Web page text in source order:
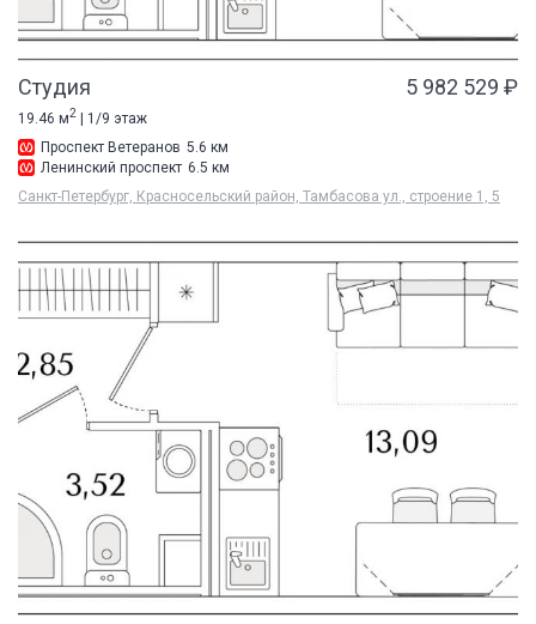
Студия 5 982 529 ₽
19.46 м2 | 1/9 этаж
Проспект Ветеранов 5.6 км
Ленинский проспект 6.5 км
Санкт-Петербург, Красносельский район, Тамбасова ул., строение 1, 5